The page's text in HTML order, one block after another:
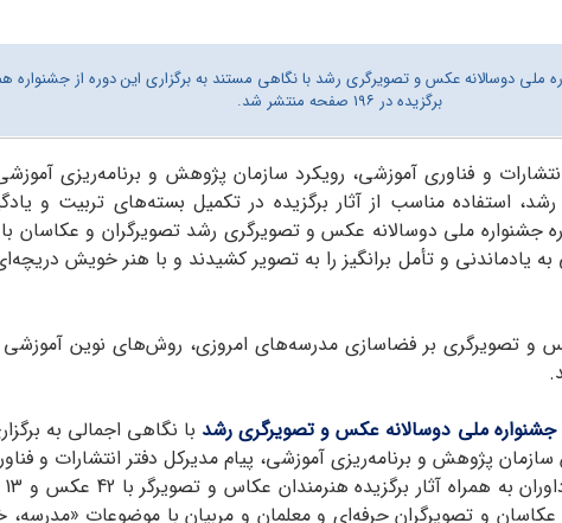
ملی دوسالانه عکس و تصویرگری رشد با نگاهی مستند به برگزاری این دوره از جشنواره
برگزیده در ۱۹۶ صفحه منتشر شد.
و فناوری آموزشی، رویکرد سازمان پژوهش و برنامه‌ریزی
استفاده مناسب از آثار برگزیده در تکمیل بسته‌های تربیت و
جشنواره ملی دوسالانه عکس و تصویرگری رشد تصویرگران و عکاسان با
یادماندنی و تأمل برانگیز را به تصویر کشیدند و با هنر خویش
و تصویرگری بر فضاسازی مدرسه‌های امروزی، روش‌های نوین
جشنواره ملی دوسالانه عکس و تصویرگری رشد
پژوهش و برنامه‌ریزی آموزشی، پیام مدیرکل دفتر انتشارات و
و تصویرگران حرفه‌ای و معلمان و مربیان با موضوعات